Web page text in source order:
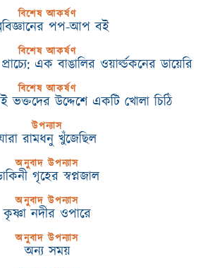
বিশেষ আকর্ষণ
পপ-আপ বই
বিশেষ আকর্ষণ
এক বাঙালির ওয়ার্ল্ডকনের ডায়েরি
বিশেষ আকর্ষণ
ভক্তদের উদ্দেশে একটি খোলা চিঠি
উপন্যাস
রামধনু খুঁজেছিল
অনুবাদ উপন্যাস
গৃহের স্বপ্নজাল
অনুবাদ উপন্যাস
কৃষ্ণা নদীর ওপারে
অনুবাদ উপন্যাস
অন্য সময়